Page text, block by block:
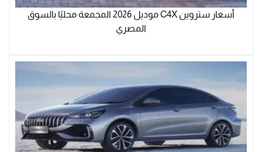
أسعار ستروين C4X موديل 2026 المجمعة محليًا بالسوق
المصري